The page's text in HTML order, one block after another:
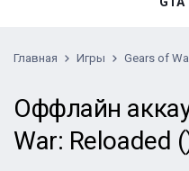
Главная Игры Gears of
Оффлайн
War: Reloaded